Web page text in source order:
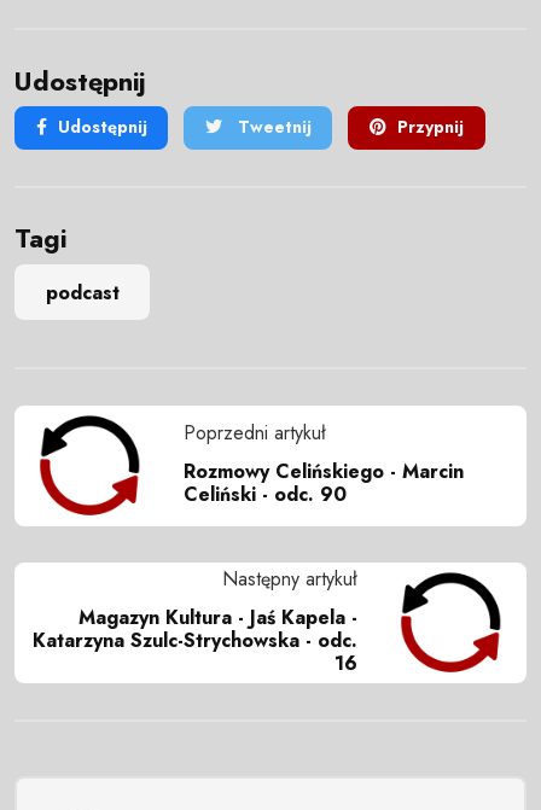
Udostępnij
Udostępnij Tweetnij Przypnij
Tagi
podcast
Poprzedni artykuł
Rozmowy Celińskiego - Marcin
Celiński - odc. 90
Następny artykuł
Magazyn Kultura - Jaś Kapela -
Katarzyna Szulc-Strychowska - odc.
16